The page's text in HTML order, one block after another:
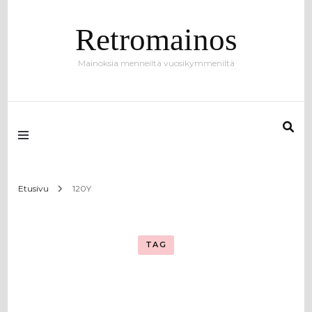
Retromainos
Mainoksia menneiltä vuosikymmeniltä
Etusivu 120Y
TAG